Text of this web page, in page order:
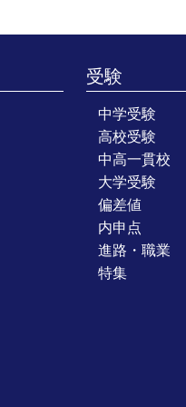
受験
中学受験
高校受験
中高一貫校
大学受験
偏差値
内申点
進路・職業
特集